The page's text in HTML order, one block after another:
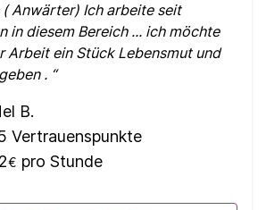
Anwärter) Ich arbeite seit
in diesem Bereich ... ich möchte
Arbeit ein Stück Lebensmut und
.
B.
Vertrauenspunkte
€ pro Stunde